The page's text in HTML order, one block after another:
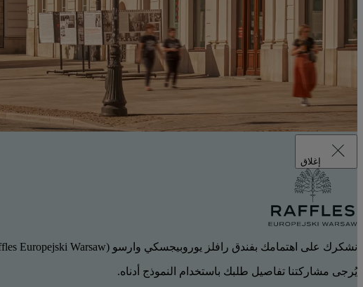
إغلاق
نشكرك على اهتمامك بفندق رافلز يوروبيجسكي وارسو (Raffles Europejski Warsaw).
يُرجى مشاركتنا تفاصيل طلبك باستخدام النموذج أدناه.